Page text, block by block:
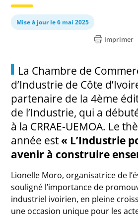
Mise à jour le 6 mai 2025
Imprimer
La Chambre de
d’Industrie de Côte
partenaire de la 4ème
de l’Industrie, qui a
à la CRRAE-UEMOA. Le
année est « L’Industrie
avenir à construire
Lionelle Moro, organisatrice de
souligné l’importance de
industriel ivoirien, en pleine
une occasion unique pour les